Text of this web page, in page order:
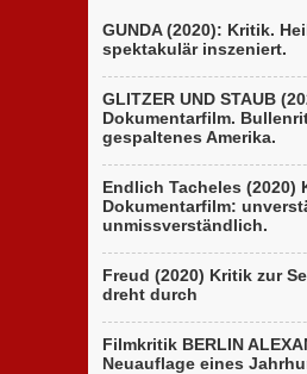
GUNDA (2020): Kritik.
spektakulär inszeniert.
GLITZER UND STAUB
Dokumentarfilm.
gespaltenes Amerika.
Endlich Tacheles (2020)
Dokumentarfilm:
unmissverständlich.
Freud (2020) Kritik zur
dreht durch
Filmkritik BERLIN
Neuauflage eines